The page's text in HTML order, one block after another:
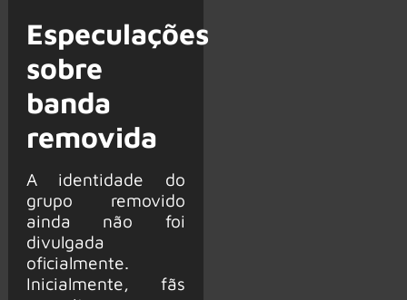
Especulações
sobre
banda
removida
A identidade do
grupo removido
ainda não foi
divulgada
oficialmente.
Inicialmente, fãs